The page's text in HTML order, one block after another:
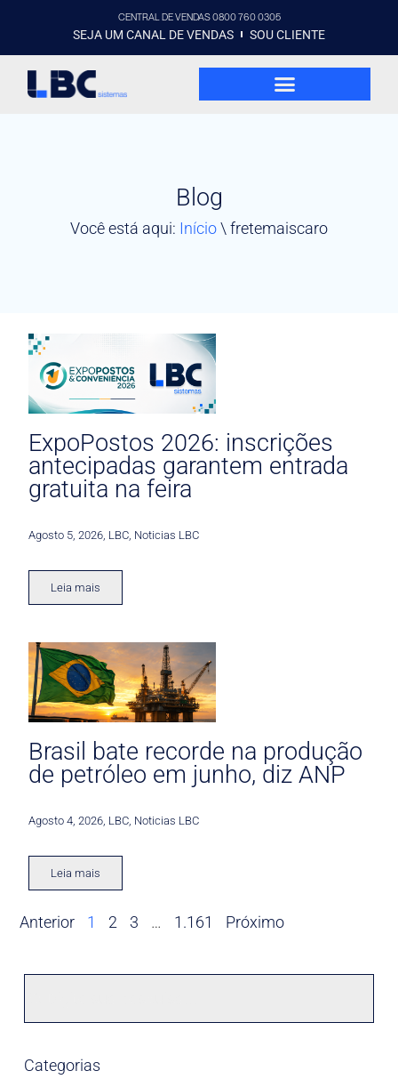
CENTRAL DE VENDAS 0800 760 0305
SEJA UM CANAL DE VENDAS SOU CLIENTE
Blog
Você está aqui: Início\ fretemaiscaro
ExpoPostos 2026: inscrições
antecipadas garantem entrada
gratuita na feira
Agosto 5, 2026 LBC Noticias LBC
Leia mais
Brasil bate recorde na produção
de petróleo em junho, diz ANP
Agosto 4, 2026 LBC Noticias LBC
Leia mais
Anterior 1 2 3 … 1.161 Próximo
Categorias